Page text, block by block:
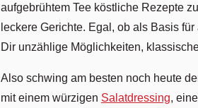
aufgebrühtem Tee köstliche Rezepte
leckere Gerichte. Egal, ob als Basis
Dir unzählige Möglichkeiten,
Also schwing am besten noch heute
mit einem würzigen Salatdressing,